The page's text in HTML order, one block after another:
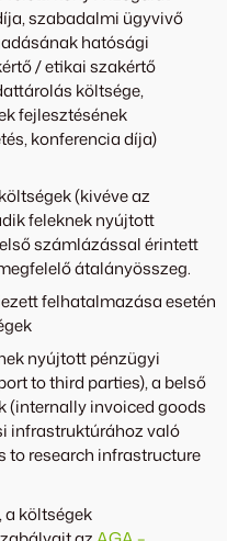
szabadalmi ügyvivő
hatósági
/ etikai szakértő
költsége,
fejlesztésének
konferencia díja)
(kivéve az
feleknek nyújtott
számlázással érintett
átalányösszeg.
felhatalmazása esetén
nyújtott pénzügyi
to third parties), a belső
(internally invoiced goods
infrastruktúrához való
to research infrastructure
a költségek